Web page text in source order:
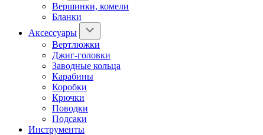
Вершинки, комели
Бланки
Аксессуары
Вертлюжки
Джиг-головки
Заводные кольца
Карабины
Коробки
Крючки
Поводки
Подсаки
Инструменты